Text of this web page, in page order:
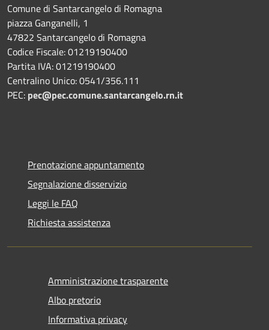
Comune di Santarcangelo di Romagna
piazza Ganganelli, 1
47822 Santarcangelo di Romagna
Codice Fiscale: 01219190400
Partita IVA: 01219190400
Centralino Unico: 0541/356.111
PEC: pec@pec.comune.santarcangelo.rn.it
Prenotazione appuntamento
Segnalazione disservizio
Leggi le FAQ
Richiesta assistenza
Amministrazione trasparente
Albo pretorio
Informativa privacy